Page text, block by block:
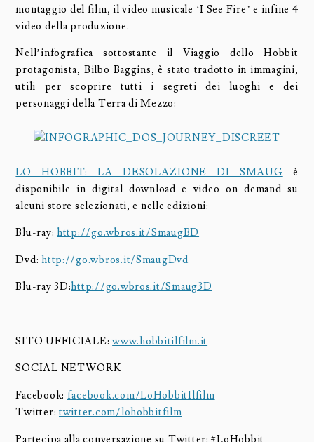
montaggio del film, il video musicale ‘I See Fire’ e infine 4
video della produzione.
Nell’infografica sottostante il Viaggio dello Hobbit
protagonista, Bilbo Baggins, è stato tradotto in immagini,
utili per scoprire tutti i segreti dei luoghi e dei
personaggi della Terra di Mezzo:
LO HOBBIT: LA DESOLAZIONE DI SMAUG è
disponibile in digital download e video on demand su
alcuni store selezionati, e nelle edizioni:
Blu-ray:http://go.wbros.it/SmaugBD
Dvd:http://go.wbros.it/SmaugDvd
Blu-ray 3D:http://go.wbros.it/Smaug3D
SITO UFFICIALE:www.hobbitilfilm.it
SOCIAL NETWORK
Facebook: facebook.com/LoHobbitIlfilm
Twitter:twitter.com/lohobbitfilm